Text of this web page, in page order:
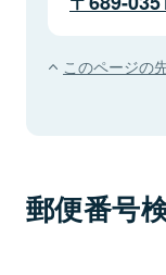
このページの
郵便番号